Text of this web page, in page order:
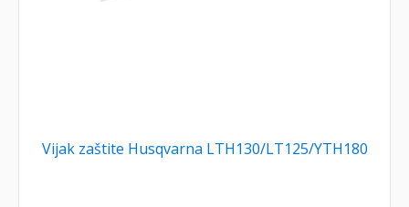
Vijak zaštite Husqvarna LTH130/LT125/YTH180